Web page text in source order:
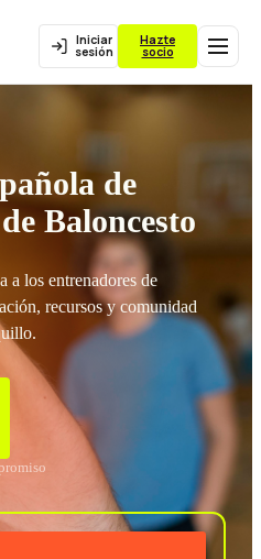
Iniciar
sesión
Hazte
socio
de
Baloncesto
a los entrenadores de
recursos y comunidad